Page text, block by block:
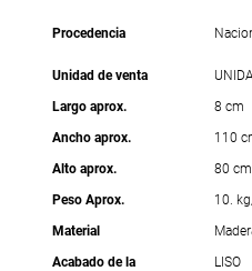
Procedencia
Unidad de venta
Largo aprox.
8 cm
Ancho aprox.
110
Alto aprox.
80 cm
Peso Aprox.
10.
Material
Acabado de la
LISO